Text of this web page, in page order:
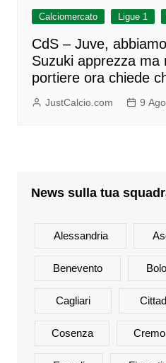
Calciomercato Ligue 1
CdS – Juve,
Suzuki apprezza ma
portiere ora chiede
JustCalcio.com 9
News sulla tua
Alessandria
Benevento
Cagliari
Cosenza